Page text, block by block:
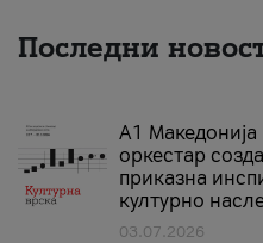
Последни
А1
оркестар
приказна
културно
03.07.2026